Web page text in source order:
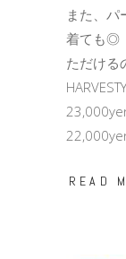
また、パ
着ても◎
ただけ
READ